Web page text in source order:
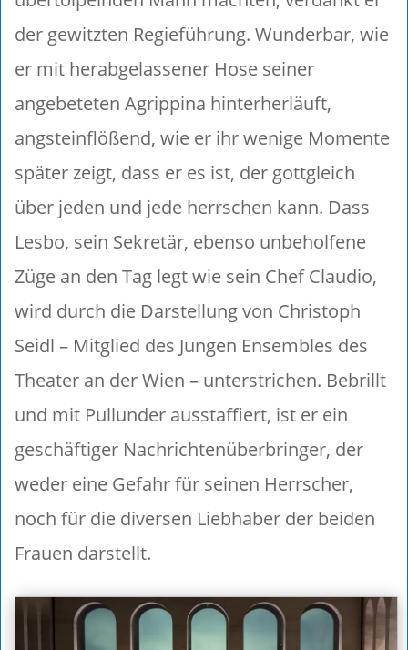
der gewitzten Regieführung. Wunderbar, wie
er mit herabgelassener Hose seiner
angebeteten Agrippina hinterherläuft,
angsteinflößend, wie er ihr wenige Momente
später zeigt, dass er es ist, der gottgleich
über jeden und jede herrschen kann. Dass
Lesbo, sein Sekretär, ebenso unbeholfene
Züge an den Tag legt wie sein Chef Claudio,
wird durch die Darstellung von Christoph
Seidl – Mitglied des Jungen Ensembles des
Theater an der Wien – unterstrichen. Bebrillt
und mit Pullunder ausstaffiert, ist er ein
geschäftiger Nachrichtenüberbringer, der
weder eine Gefahr für seinen Herrscher,
noch für die diversen Liebhaber der beiden
Frauen darstellt.